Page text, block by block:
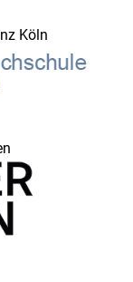
Köln